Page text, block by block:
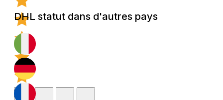
DHL statut dans d'autres pays